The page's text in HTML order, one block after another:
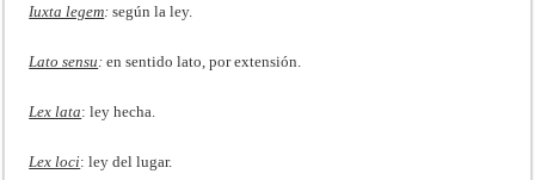
Iuxta legem:según la ley.
Lato sensu :en sentido lato, por extensión.
Lex lata: ley hecha.
Lex loci: ley del lugar.